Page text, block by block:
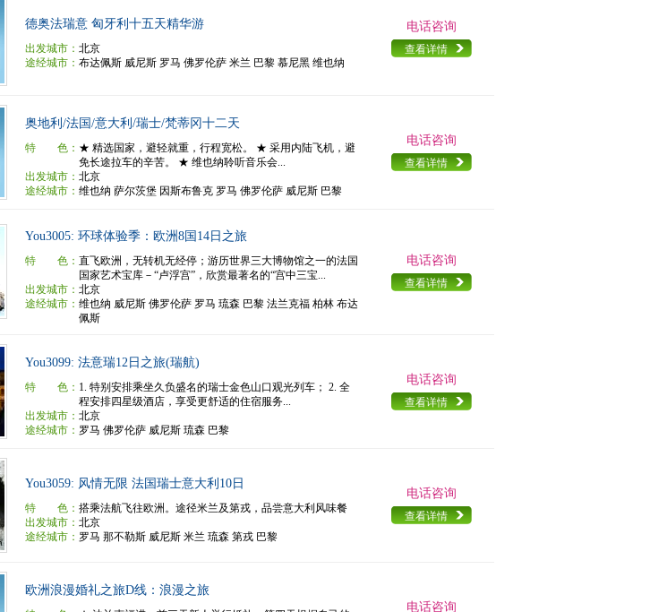
德奥法瑞意 匈牙利十五天精华游
出发城市： 北京
途经城市： 布达佩斯 威尼斯 罗马 佛罗伦萨 米兰 巴黎 慕尼黑 维也纳
电话咨询
查看详情
奥地利/法国/意大利/瑞士/梵蒂冈十二天
特 色： ★ 精选国家，避轻就重，行程宽松。 ★ 采用内陆飞机，避
免长途拉车的辛苦。 ★ 维也纳聆听音乐会...
出发城市： 北京
途经城市： 维也纳 萨尔茨堡 因斯布鲁克 罗马 佛罗伦萨 威尼斯 巴黎
电话咨询
查看详情
You3005: 环球体验季：欧洲8国14日之旅
特 色： 直飞欧洲，无转机无经停；游历世界三大博物馆之一的法国
国家艺术宝库－“卢浮宫”，欣赏最著名的“宫中三宝...
出发城市： 北京
途经城市： 维也纳 威尼斯 佛罗伦萨 罗马 琉森 巴黎 法兰克福 柏林 布达
佩斯
电话咨询
查看详情
You3099: 法意瑞12日之旅(瑞航)
特 色： 1. 特别安排乘坐久负盛名的瑞士金色山口观光列车； 2. 全
程安排四星级酒店，享受更舒适的住宿服务...
出发城市： 北京
途经城市： 罗马 佛罗伦萨 威尼斯 琉森 巴黎
电话咨询
查看详情
You3059: 风情无限 法国瑞士意大利10日
特 色： 搭乘法航飞往欧洲。途径米兰及第戎，品尝意大利风味餐
出发城市： 北京
途经城市： 罗马 那不勒斯 威尼斯 米兰 琉森 第戎 巴黎
电话咨询
查看详情
欧洲浪漫婚礼之旅D线：浪漫之旅
电话咨询